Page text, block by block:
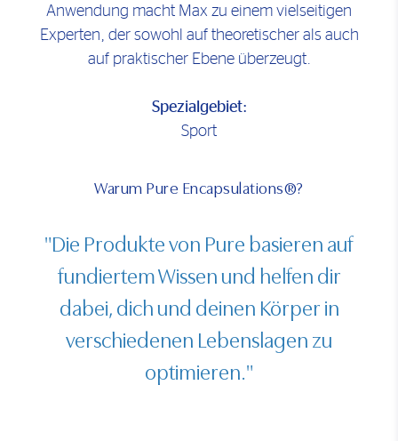
Anwendung macht Max zu einem vielseitigen
Experten, der sowohl auf theoretischer als auch
auf praktischer Ebene überzeugt.
Spezialgebiet:
Sport
Warum Pure Encapsulations®?
"Die Produkte von Pure basieren auf
fundiertem Wissen und helfen dir
dabei, dich und deinen Körper in
verschiedenen Lebenslagen zu
optimieren."